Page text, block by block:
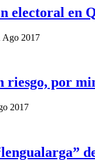
electoral en
Ago 2017
riesgo, por
2017